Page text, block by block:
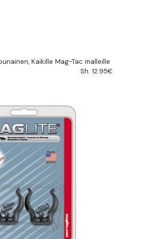
Kaikille Mag-Tac malleille
Sh. 12.95€